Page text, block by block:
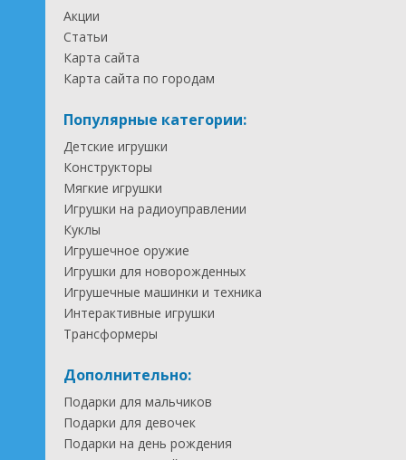
Акции
Статьи
Карта сайта
Карта сайта по городам
Популярные категории:
Детские игрушки
Конструкторы
Мягкие игрушки
Игрушки на радиоуправлении
Куклы
Игрушечное оружие
Игрушки для новорожденных
Игрушечные машинки и техника
Интерактивные игрушки
Трансформеры
Дополнительно:
Подарки для мальчиков
Подарки для девочек
Подарки на день рождения